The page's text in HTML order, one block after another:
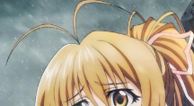
dem Sport zurück. Doch
wieder entfacht, als er die
Kurashina trifft und ihr das
entscheidet er sich, erneut
teilzunehmen.